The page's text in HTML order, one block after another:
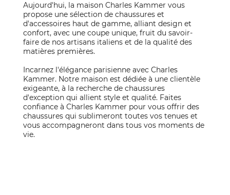
Aujourd'hui, la maison Charles Kammer vous
propose une sélection de chaussures et
d'accessoires haut de gamme, alliant design et
confort, avec une coupe unique, fruit du savoir-
faire de nos artisans italiens et de la qualité des
matières premières.
Incarnez l'élégance parisienne avec Charles
Kammer. Notre maison est dédiée à une clientèle
exigeante, à la recherche de chaussures
d'exception qui allient style et qualité. Faites
confiance à Charles Kammer pour vous offrir des
chaussures qui sublimeront toutes vos tenues et
vous accompagneront dans tous vos moments de
vie.